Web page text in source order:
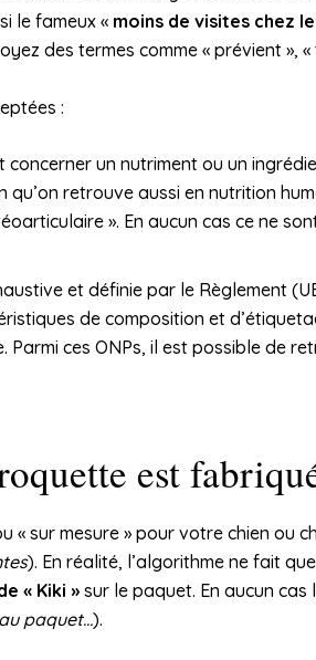
le fameux « moins de visites chez
des termes comme « prévient », «
:
concerner un nutriment ou un
retrouve aussi en nutrition
». En aucun cas ce ne
et définie par le Règlement
de composition et
ces ONPs, il est possible de
est
sur mesure » pour votre chien ou
). En réalité, l’algorithme ne fait
« Kiki »sur le paquet. En aucun
paquet…).